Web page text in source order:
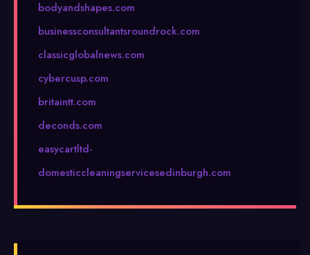
bodyandshapes.com
businessconsultantsroundrock.com
classicglobalnews.com
cybercusp.com
britaintt.com
deconds.com
easycartltd-
domesticcleaningservicesedinburgh.com